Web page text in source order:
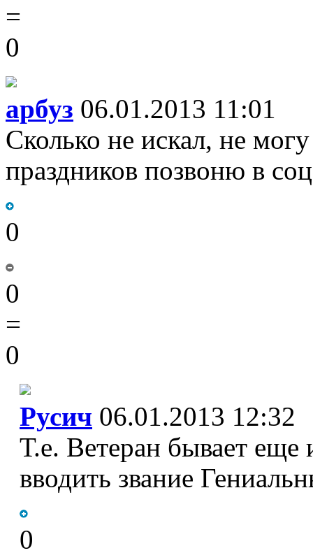
=
0
арбуз 06.01.2013 11:01
Сколько не искал, не
праздников позвоню в
0
0
=
0
Русич 06.01.2013 12:32
Т.е. Ветеран бывает еще
вводить звание
0